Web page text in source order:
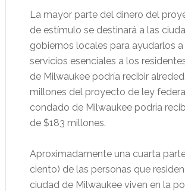
La mayor parte del dinero del
de estímulo se destinará a las
gobiernos locales para ayudarlos
servicios esenciales a los
de Milwaukee podría recibir
millones del proyecto de ley
condado de Milwaukee podría
de $183 millones.
Aproximadamente una cuarta
ciento) de las personas que
ciudad de Milwaukee viven en la